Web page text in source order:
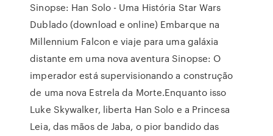
Sinopse: Han Solo - Uma História Star Wars
Dublado (download e online) Embarque na
Millennium Falcon e viaje para uma galáxia
distante em uma nova aventura Sinopse: O
imperador está supervisionando a construção
de uma nova Estrela da Morte.Enquanto isso
Luke Skywalker, liberta Han Solo e a Princesa
Leia, das mãos de Jaba, o pior bandido das